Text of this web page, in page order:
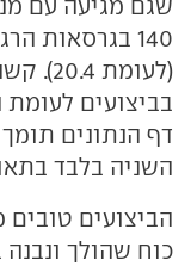
בביצועים
השניה בלבד בתאוצה ל-100 קמ"ש
הביצועים
כוח שהולך